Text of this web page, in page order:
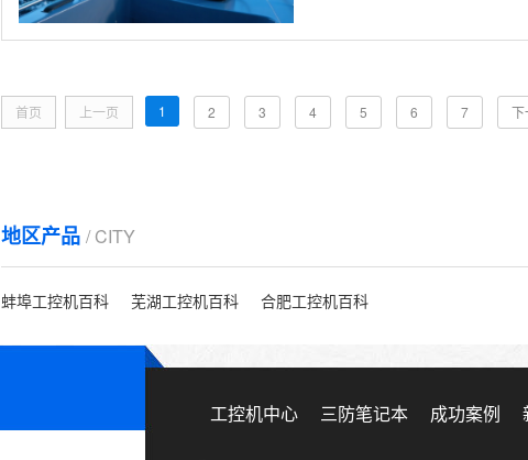
首页 上一页 1 2 3 4 5 6 7 下
地区产品 / CITY
蚌埠工控机百科 芜湖工控机百科 合肥工控机百科
工控机中心 三防笔记本 成功案例